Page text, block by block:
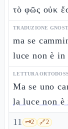
τὸ φῶς οὐκ
TRADUZIONE
ma se
luce non è in
LETTURA
Ma se uno
la luce non
11 🗝️2 🔗2